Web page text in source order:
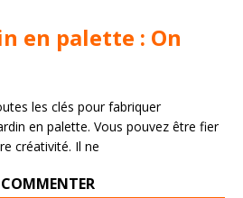
en palette : On
les clés pour fabriquer
en palette. Vous pouvez être fier
créativité. Il ne
COMMENTER